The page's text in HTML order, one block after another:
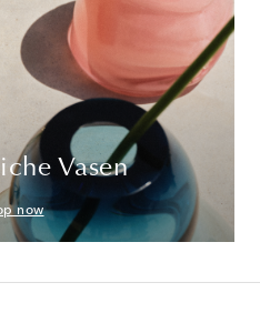
Vasen
now